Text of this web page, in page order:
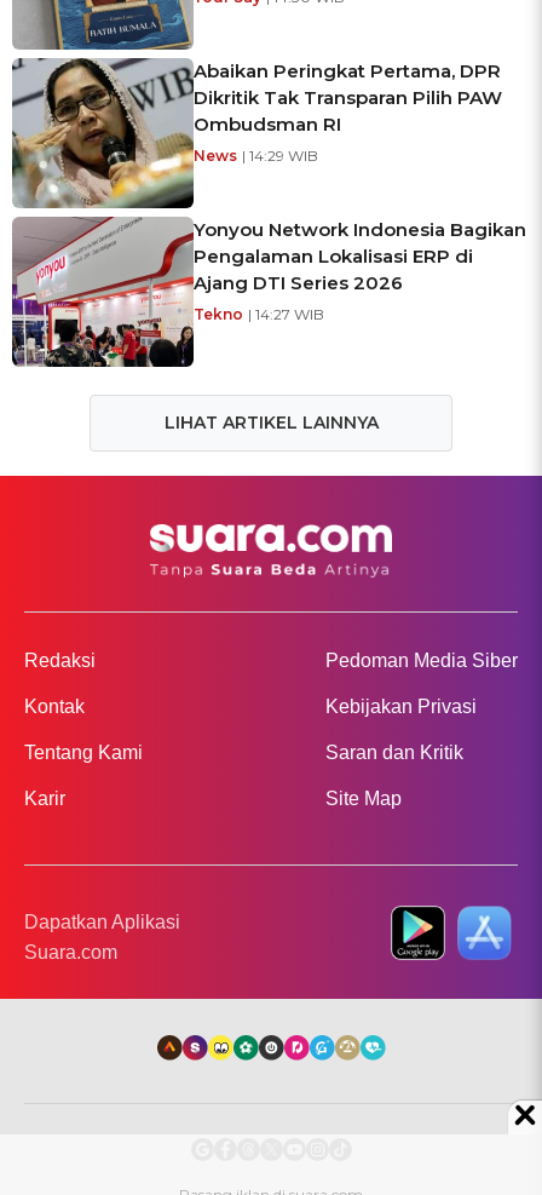
Abaikan Peringkat Pertama, DPR
Dikritik Tak Transparan Pilih PAW
Ombudsman RI
News | 14:29 WIB
Yonyou Network Indonesia Bagikan
Pengalaman Lokalisasi ERP di
Ajang DTI Series 2026
Tekno | 14:27 WIB
LIHAT ARTIKEL LAINNYA
Redaksi
Kontak
Tentang Kami
Karir
Pedoman Media Siber
Kebijakan Privasi
Saran dan Kritik
Site Map
Dapatkan Aplikasi
Suara.com